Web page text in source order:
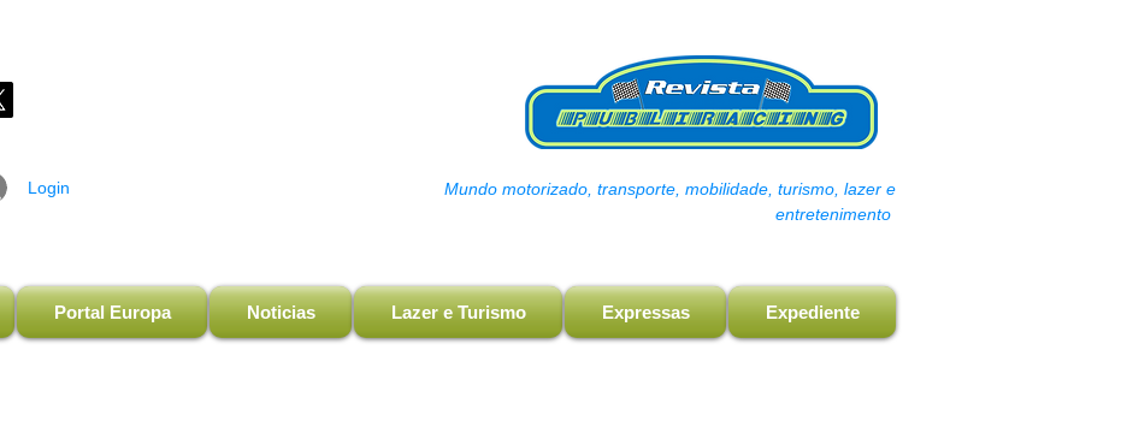
Login
Mundo motorizado, transporte, mobilidade, turismo, lazer e
entretenimento
Portal Europa Noticias Lazer e Turismo Expressas Expediente